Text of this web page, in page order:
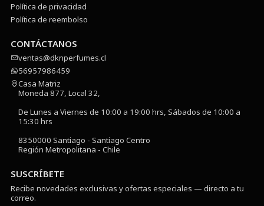
Política de privacidad
Política de reembolso
CONTÁCTANOS
ventas@dknperfumes.cl
56957986459
Casa Matriz
Moneda 877, Local 32,
De Lunes a Viernes de 10:00 a 19:00 hrs, Sábados de 10:00 a
15:30 hrs
8350000 Santiago - Santiago Centro
Región Metropolitana - Chile
SUSCRÍBETE
Recibe novedades exclusivas y ofertas especiales — directo a tu
correo.